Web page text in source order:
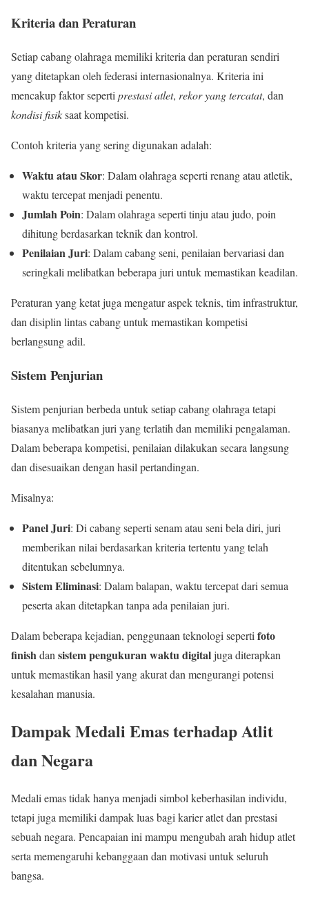
Kriteria dan Peraturan
Setiap cabang olahraga memiliki kriteria dan peraturan sendiri
yang ditetapkan oleh federasi internasionalnya. Kriteria ini
mencakup faktor seperti prestasi atlet, rekor yang tercatat, dan
kondisi fisiksaat kompetisi.
Contoh kriteria yang sering digunakan adalah:
Waktu atau Skor: Dalam olahraga seperti renang atau atletik,
waktu tercepat menjadi penentu.
Jumlah Poin: Dalam olahraga seperti tinju atau judo, poin
dihitung berdasarkan teknik dan kontrol.
Penilaian Juri: Dalam cabang seni, penilaian bervariasi dan
seringkali melibatkan beberapa juri untuk memastikan keadilan.
Peraturan yang ketat juga mengatur aspek teknis, tim infrastruktur,
dan disiplin lintas cabang untuk memastikan kompetisi
berlangsung adil.
Sistem Penjurian
Sistem penjurian berbeda untuk setiap cabang olahraga tetapi
biasanya melibatkan juri yang terlatih dan memiliki pengalaman.
Dalam beberapa kompetisi, penilaian dilakukan secara langsung
dan disesuaikan dengan hasil pertandingan.
Misalnya:
Panel Juri: Di cabang seperti senam atau seni bela diri, juri
memberikan nilai berdasarkan kriteria tertentu yang telah
ditentukan sebelumnya.
Sistem Eliminasi: Dalam balapan, waktu tercepat dari semua
peserta akan ditetapkan tanpa ada penilaian juri.
Dalam beberapa kejadian, penggunaan teknologi seperti foto
finish dan sistem pengukuran waktu digitaljuga diterapkan
untuk memastikan hasil yang akurat dan mengurangi potensi
kesalahan manusia.
Dampak Medali Emas terhadap Atlit
dan Negara
Medali emas tidak hanya menjadi simbol keberhasilan individu,
tetapi juga memiliki dampak luas bagi karier atlet dan prestasi
sebuah negara. Pencapaian ini mampu mengubah arah hidup atlet
serta memengaruhi kebanggaan dan motivasi untuk seluruh
bangsa.